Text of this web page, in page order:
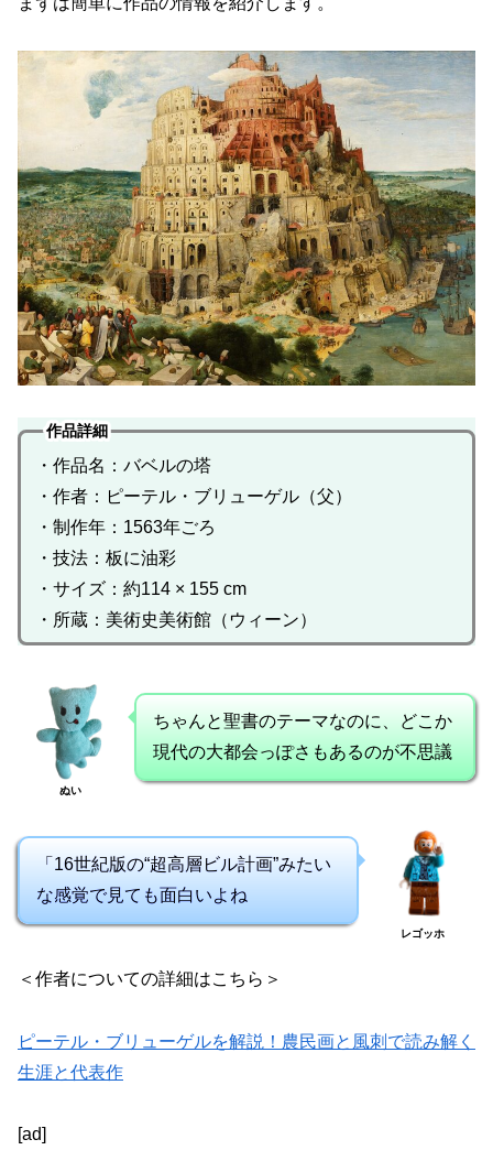
作品詳細
・作品名：バベルの塔
・作者：ピーテル・ブリューゲル（父）
・制作年：1563年ごろ
・技法：板に油彩
・サイズ：約114 × 155 cm
・所蔵：美術史美術館（ウィーン）
ぬい
ちゃんと聖書のテーマなのに、どこか
現代の大都会っぽさもあるのが不思議
「16世紀版の“超高層ビル計画”みたい
な感覚で見ても面白いよね
レゴッホ
＜作者についての詳細はこちら＞
ピーテル・ブリューゲルを解説！農民画と風刺で読み解く
生涯と代表作
[ad]